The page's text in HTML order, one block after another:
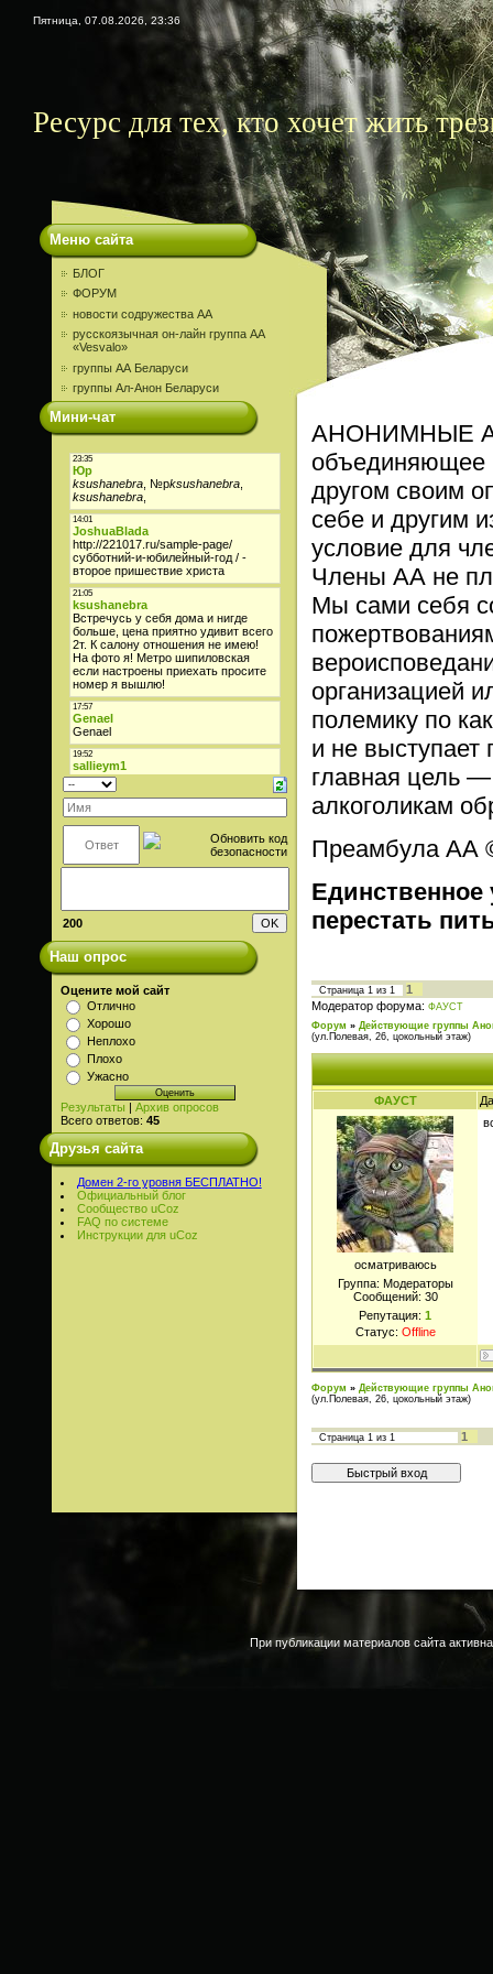
Пятница, 07.08.2026, 23:36
Ресурс для тех, кто хочет жить
Меню сайта
БЛОГ
ФОРУМ
новости содружества АА
русскоязычная он-лайн группа АА
«Vesvalo»
группы АА Беларуси
группы Ал-Анон Беларуси
Мини-чат
200
Наш опрос
Оцените мой сайт
Отлично
Хорошо
Неплохо
Плохо
Ужасно
Результаты
Архив опросов
Всего ответов: 45
Друзья сайта
Домен 2-го уровня БЕСПЛАТНО!
Официальный блог
Сообщество uCoz
FAQ по системе
Инструкции для uCoz
АНОНИМНЫЕ
объединяющее
другом своим
себе и другим
условие для
Члены АА не
Мы сами себя
организацией
полемику по
и не
главная цель
алкоголикам
Преамбула АА
перестать
Страница 1 из 1
1
Модератор форума: ФАУСТ
Форум » Действующие группы
(ул.Полевая, 26, цокольный этаж)
ФАУСТ
осматриваюсь
Группа: Модераторы
Сообщений: 30
Репутация: 1
Статус: Offline
Форум » Действующие группы
(ул.Полевая, 26, цокольный этаж)
Страница 1 из 1 1
При публикации материалов сайта